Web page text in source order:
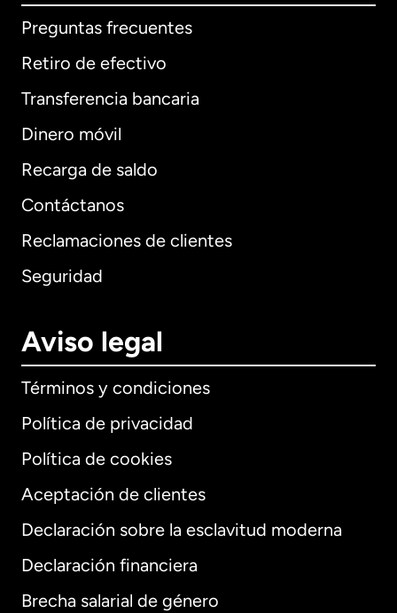
Preguntas frecuentes
Retiro de efectivo
Transferencia bancaria
Dinero móvil
Recarga de saldo
Contáctanos
Reclamaciones de clientes
Seguridad
Aviso legal
Términos y condiciones
Política de privacidad
Política de cookies
Aceptación de clientes
Declaración sobre la esclavitud moderna
Declaración financiera
Brecha salarial de género
Internacional English